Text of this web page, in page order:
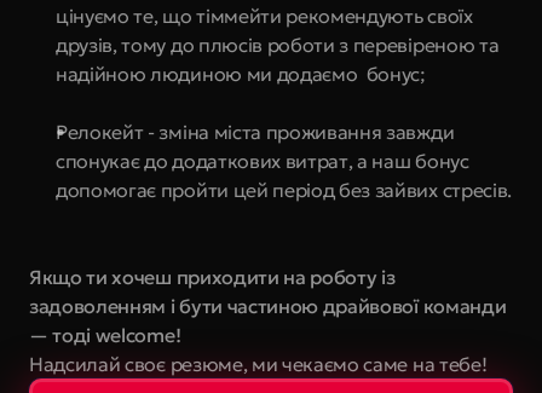
цінуємо те, що тіммейти рекомендують своїх
друзів, тому до плюсів роботи з перевіреною та
надійною людиною ми додаємо  бонус;
Релокейт - зміна міста проживання завжди
спонукає до додаткових витрат, а наш бонус
допомогає пройти цей період без зайвих стресів.
Якщо ти хочеш приходити на роботу із
задоволенням і бути частиною драйвової команди
— тоді welcome!
Надсилай своє резюме, ми чекаємо саме на тебе!